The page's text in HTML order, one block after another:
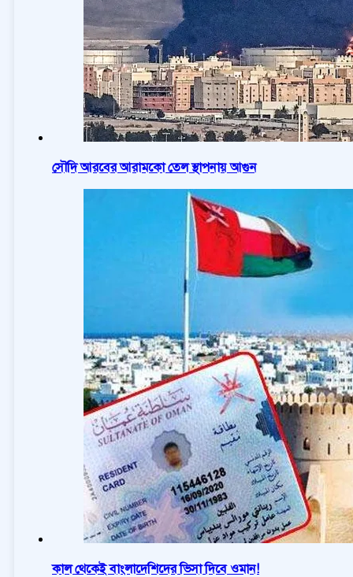
সৌদি আরবের আরামকো তেল স্থাপনায় আগুন
কাল থেকেই বাংলাদেশিদের ভিসা দিবে ওমান!